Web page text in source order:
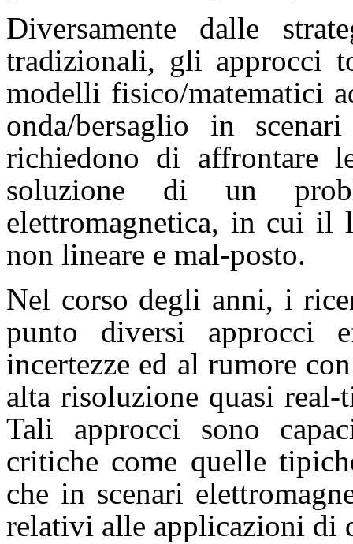
Diversamente dalle
tradizionali, gli approcci
modelli fisico/matematici
onda/bersaglio in
richiedono di affrontare
soluzione di un
elettromagnetica, in cui il
non lineare e mal-posto.
Nel corso degli anni, i
punto diversi approcci
incertezze ed al rumore
alta risoluzione quasi
Tali approcci sono
critiche come quelle
che in scenari
relativi alle applicazioni di